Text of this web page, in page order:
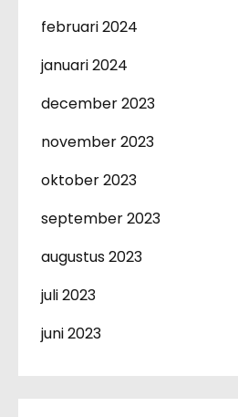
februari 2024
januari 2024
december 2023
november 2023
oktober 2023
september 2023
augustus 2023
juli 2023
juni 2023